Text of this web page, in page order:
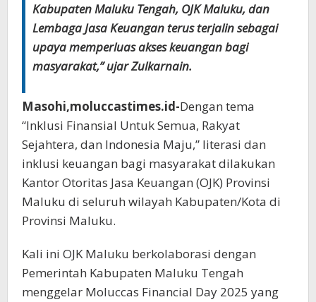
Kabupaten Maluku Tengah, OJK Maluku, dan
Lembaga Jasa Keuangan terus terjalin sebagai
upaya memperluas akses keuangan bagi
masyarakat,” ujar Zulkarnain.
Masohi,moluccastimes.id-Dengan tema
“Inklusi Finansial Untuk Semua, Rakyat
Sejahtera, dan Indonesia Maju,” literasi dan
inklusi keuangan bagi masyarakat dilakukan
Kantor Otoritas Jasa Keuangan (OJK) Provinsi
Maluku di seluruh wilayah Kabupaten/Kota di
Provinsi Maluku.
Kali ini OJK Maluku berkolaborasi dengan
Pemerintah Kabupaten Maluku Tengah
menggelar Moluccas Financial Day 2025 yang